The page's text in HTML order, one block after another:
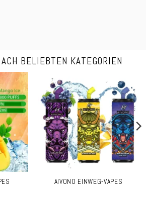
BELIEBTEN KATEGORIEN
AIVONO EINWEG-VAPES